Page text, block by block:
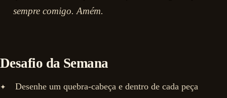
sempre comigo. Amém.
Desafio da Semana
Desenhe um quebra-cabeça e dentro de cada peça